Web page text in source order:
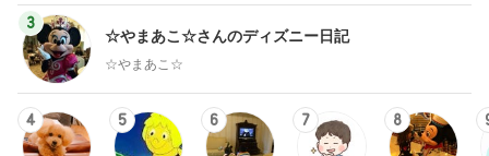
3
☆やまあこ☆さんのディズニー日記
☆やまあこ☆
4 5 6 7 8